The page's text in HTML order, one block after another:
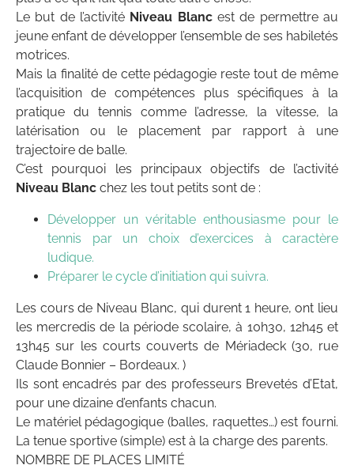
Le but de l’activité Niveau Blancest de permettre au
jeune enfant de développer l’ensemble de ses habiletés
motrices.
Mais la finalité de cette pédagogie reste tout de même
l’acquisition de compétences plus spécifiques à la
pratique du tennis comme l’adresse, la vitesse, la
latérisation ou le placement par rapport à une
trajectoire de balle.
C’est pourquoi les principaux objectifs de l’activité
Niveau Blanc chez les tout petits sont de :
Développer un véritable enthousiasme pour le
tennis par un choix d’exercices à caractère
ludique.
Préparer le cycle d’initiation qui suivra.
Les cours de Niveau Blanc, qui durent 1 heure, ont lieu
les mercredis de la période scolaire, à 10h30, 12h45 et
13h45 sur les courts couverts de Mériadeck (30, rue
Claude Bonnier – Bordeaux. )
Ils sont encadrés par des professeurs Brevetés d’Etat,
pour une dizaine d’enfants chacun.
Le matériel pédagogique (balles, raquettes…) est fourni.
La tenue sportive (simple) est à la charge des parents.
NOMBRE DE PLACES LIMITÉ